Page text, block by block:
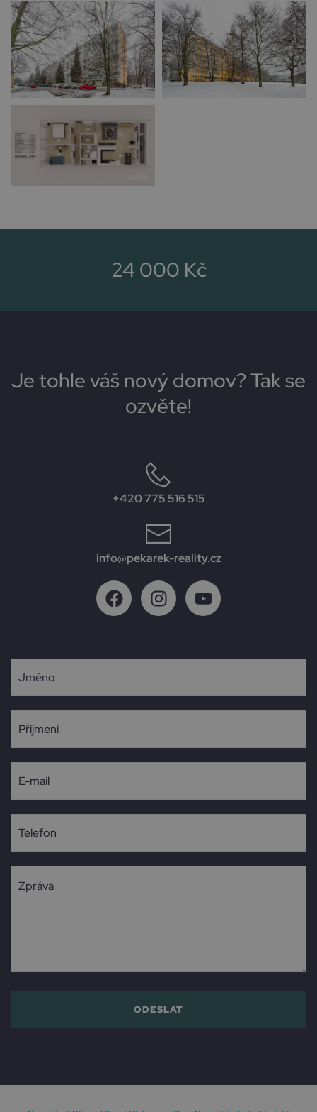
24 000 Kč
Je tohle váš nový domov? Tak se
ozvěte!
+420 775 516 515
info@pekarek-reality.cz
ODESLAT